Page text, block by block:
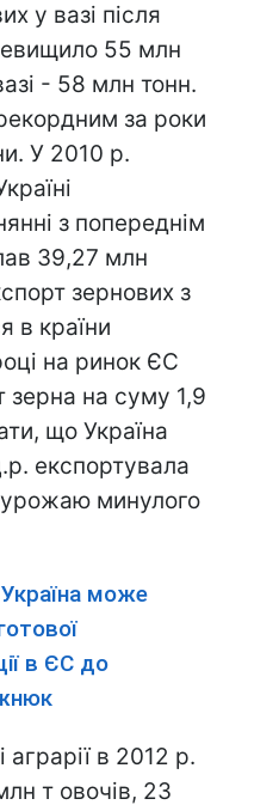
у вазі після
55 млн
- 58 млн тонн.
за роки
У 2010 р.
з попереднім
39,27 млн
зернових з
в країни
на ринок ЄС
зерна на суму 1,9
що Україна
експортувала
минулого
Україна може
в ЄС до
аграрії в 2012 р.
т овочів, 23